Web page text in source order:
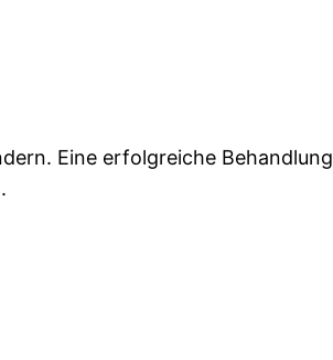
Eine erfolgreiche Behandlung